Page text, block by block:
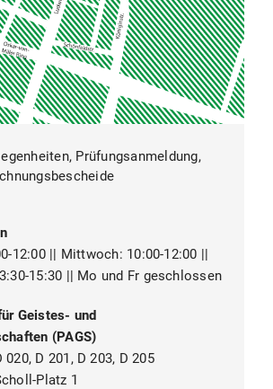
Prüfungsanmeldung,
12:00 || Mittwoch: 10:00-12:00 ||
15:30 || Mo und Fr geschlossen
Geistes- und
(PAGS)
020, D 201, D 203, D 205
Platz 1